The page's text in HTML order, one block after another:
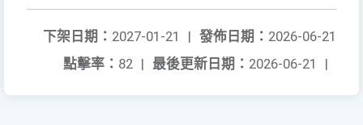
發佈日期： 2026-06-21
下架日期： 2027-01-21
|
最後更新日期： 2026-06-21 |
點擊率： 82 |